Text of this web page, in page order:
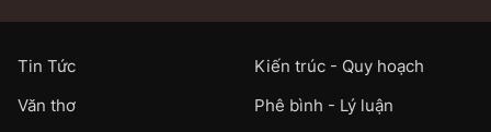
Tin Tức
Kiến trúc - Quy hoạch
Văn thơ
Phê bình - Lý luận